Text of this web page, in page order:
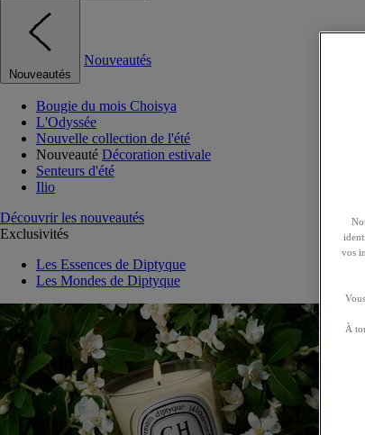
Nouveautés
Nouveautés
Bougie du mois Choisya
L'Odyssée
Nouvelle collection de l'été
Nouveauté Décoration estivale
Senteurs d'été
Ilio
Découvrir les nouveautés
Exclusivités
Les Essences de Diptyque
Les Mondes de Diptyque
vos
À